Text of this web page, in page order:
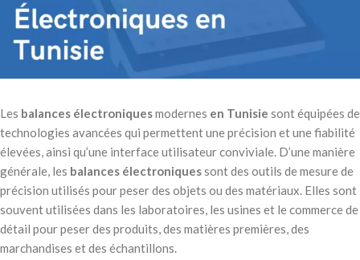
Les balances électroniquesmodernes en Tunisie sont équipées de
technologies avancées qui permettent une précision et une fiabilité
élevées, ainsi qu’une interface utilisateur conviviale. D’une manière
générale, les balances électroniquessont des outils de mesure de
précision utilisés pour peser des objets ou des matériaux. Elles sont
souvent utilisées dans les laboratoires, les usines et le commerce de
détail pour peser des produits, des matières premières, des
marchandises et des échantillons.